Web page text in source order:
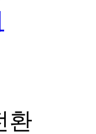
환